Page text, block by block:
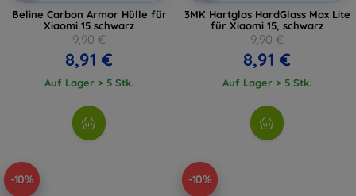
Beline Carbon Armor Hülle für
Xiaomi 15 schwarz
9,90 €
8,91 €
Auf Lager > 5 Stk.
3MK Hartglas HardGlass Max Lite
für Xiaomi 15, schwarz
9,90 €
8,91 €
Auf Lager > 5 Stk.
-10% -10%